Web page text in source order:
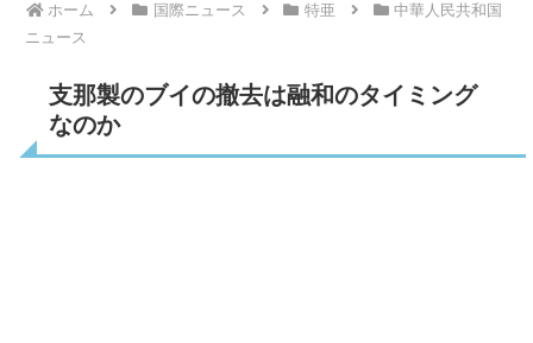
ホーム 国際ニュース 特亜
中華人民共和国
ニュース
支那製のブイの撤去は融和のタイミング
なのか